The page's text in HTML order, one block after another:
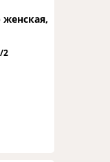
женская,
2